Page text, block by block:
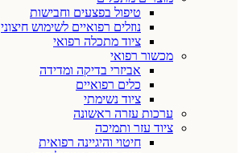
טיפול בפצעים וחבישות
נוזלים רפואיים לשימוש חיצוני
ציוד מתכלה רפואי
מכשור רפואי
אביזרי בדיקה ומדידה
כלים רפואיים
ציוד נשימתי
ערכות עזרה ראשונה
ציוד עזר ותמיכה
חיטוי והיגיינה רפואית